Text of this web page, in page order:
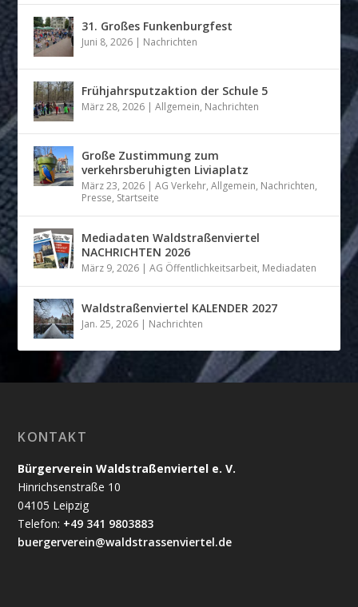
31. Großes Funkenburgfest
Juni 8, 2026 | Nachrichten
Frühjahrsputzaktion der Schule 5
März 28, 2026 |Allgemein, Nachrichten
Große Zustimmung zum
verkehrsberuhigten Liviaplatz
März 23, 2026 |AG Verkehr,Allgemein, Nachrichten,
Presse, Startseite
Mediadaten Waldstraßenviertel
NACHRICHTEN 2026
März 9, 2026 |AG Öffentlichkeitsarbeit, Mediadaten
Waldstraßenviertel KALENDER 2027
Jan. 25, 2026 | Nachrichten
KONTAKT
Bürgerverein Waldstraßenviertel e. V.
Hinrichsenstraße 10
04105 Leipzig
Telefon: +49 341 9803883
buergerverein@waldstrassenviertel.de